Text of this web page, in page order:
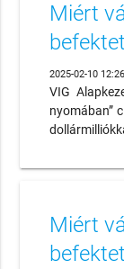
Miért
2025-02-10
VIG
nyomában”
Miért